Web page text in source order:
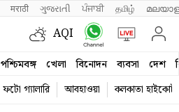
मराठी ગુજરાતી ਪੰਜਾਬੀ தமிழ்
AQI
পশ্চিমবঙ্গ খেলা বিনোদন ব্যবসা দেশ
ফটো গ্যালারি আবহাওয়া
কলকাতা হাইকোর্ট